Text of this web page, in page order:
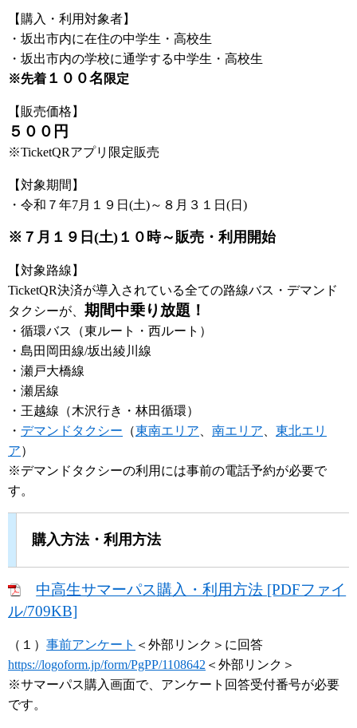
【購入・利用対象者】
・坂出市内に在住の中学生・高校生
・坂出市内の学校に通学する中学生・高校生
※先着 １００名 限定
【販売価格】
５００円
※TicketQRアプリ限定販売
【対象期間】
・令和７年7月１９日(土)～８月３１日(日)
※７月１９日(土)１０時～販売・利用開始
【対象路線】
TicketQR決済が導入されている全ての路線バス・デマンド
タクシーが、 期間中乗り放題！
・循環バス（東ルート・西ルート）
・島田岡田線/坂出綾川線
・瀬戸大橋線
・瀬居線
・王越線（木沢行き・林田循環）
・ デマンドタクシー （東南エリア 南エリア
東北エリ
ア）
※デマンドタクシーの利用には事前の電話予約が必要で
す。
購入方法・利用方法
中高生サマーパス購入・利用方法 [PDFファイ
ル/709KB]
（１） 事前アンケート ＜外部リンク＞ に回答
https://logoform.jp/form/PgPP/1108642 ＜外部リンク＞
※サマーパス購入画面で、アンケート回答受付番号が必要
です。